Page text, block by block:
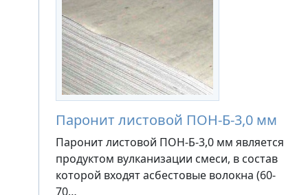
Паронит листовой ПОН-Б-3,0 мм
Паронит листовой ПОН-Б-3,0 мм является
продуктом вулканизации смеси, в состав
которой входят асбестовые волокна (60-
70…